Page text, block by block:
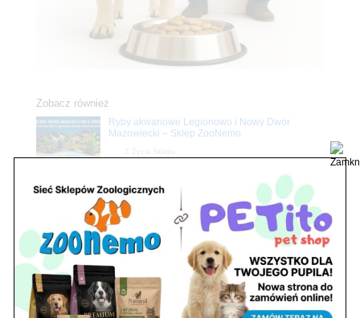
Zobacz również
Ryby akwariowe Legionowo i Nowy Dwór
Mazowiecki – Sklep ZooNemo
Z Życia Sklepu
Stwórz podwodne arcydzieło: Najpiękniejsze
rośliny akwariowe w ZooNemo – Legionowo i
Nowy Dwór Mazowiecki
Upały wracają! Zadbaj o komfort swojego pupila
z matami chłodzącymi ZooNemo
Petito Pet Shop – Internetowy Sklep Zoologiczny
Online! Wszystko Dla Twojego Pupila | ZooNemo